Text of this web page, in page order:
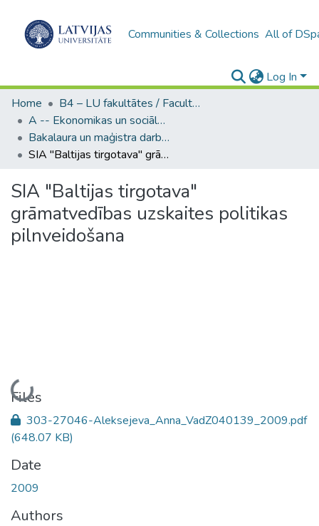
Communities & Collections All of
Log In
Home
B4 – LU fakultātes / Faculties of the UL
A -- Ekonomikas un sociālo zinātņu fakultāte / Faculty of Economics and Social Sciences
Bakalaura un maģistra darbi (ESZF) / Bachelor's and Master's theses
SIA "Baltijas tirgotava" grāmatvedības uzskaites politikas pilnveidošana
SIA "Baltijas tirgotava"
grāmatvedības uzskaites politikas
pilnveidošana
Loading...
Files
303-27046-Aleksejeva_Anna_VadZ040139_2009.pdf
(648.07 KB)
Date
2009
Authors